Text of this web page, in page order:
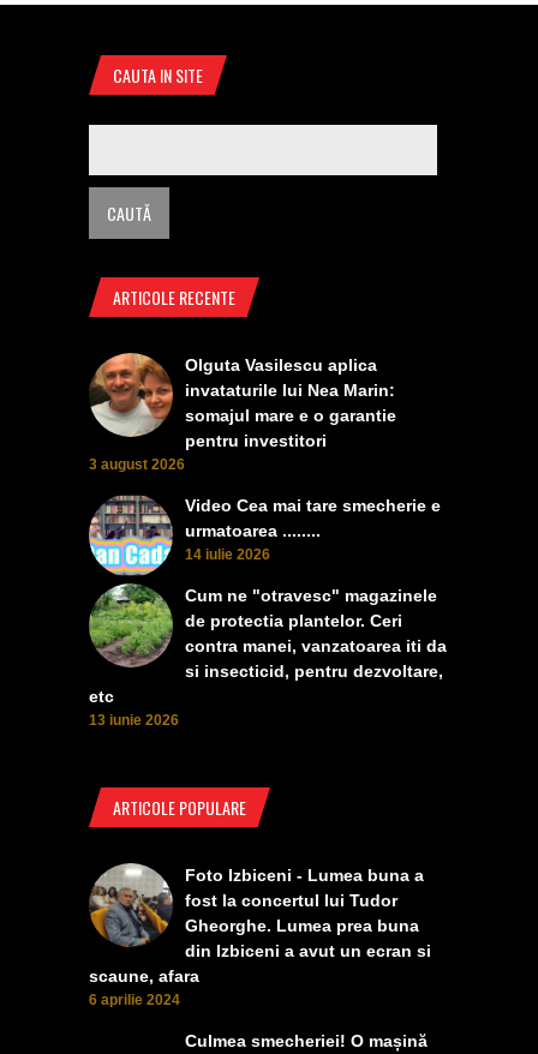
CAUTA IN SITE
ARTICOLE RECENTE
Olguta Vasilescu aplica
invataturile lui Nea Marin:
somajul mare e o garantie
pentru investitori
3 august 2026
Video Cea mai tare smecherie e
urmatoarea ........
14 iulie 2026
Cum ne "otravesc" magazinele
de protectia plantelor. Ceri
contra manei, vanzatoarea iti da
si insecticid, pentru dezvoltare,
etc
13 iunie 2026
ARTICOLE POPULARE
Foto Izbiceni - Lumea buna a
fost la concertul lui Tudor
Gheorghe. Lumea prea buna
din Izbiceni a avut un ecran si
scaune, afara
6 aprilie 2024
Culmea smecheriei! O mașină